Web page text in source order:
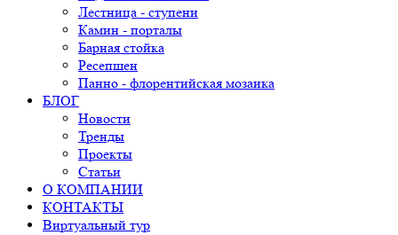
Лестница - ступени
Камин - порталы
Барная стойка
Ресепшен
Панно - флорентийская мозаика
БЛОГ
Новости
Тренды
Проекты
Статьи
О КОМПАНИИ
КОНТАКТЫ
Виртуальный тур